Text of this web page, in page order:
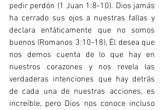
pedir perdón (1 Juan 1:8-10). Dios jamás
ha cerrado sus ojos a nuestras fallas y
declara enfáticamente que no somos
buenos (Romanos 3:10-18), Él desea que
nos demos cuenta de lo que hay en
nuestros corazones y nos revela las
verdaderas intenciones que hay detrás
de cada una de nuestras acciones, es
increíble, pero Dios nos conoce incluso